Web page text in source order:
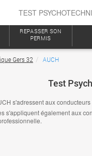
TEST
REPASSER SON
PERMIS
Gers 32 AUCH
Test
s'adressent aux conducteurs
s'appliquent également aux